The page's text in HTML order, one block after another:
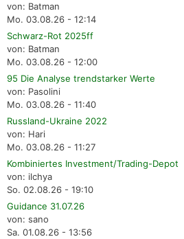
von: Batman
Mo. 03.08.26 - 12:14
Schwarz-Rot 2025ff
von: Batman
Mo. 03.08.26 - 12:00
95 Die Analyse trendstarker Werte
von: Pasolini
Mo. 03.08.26 - 11:40
Russland-Ukraine 2022
von: Hari
Mo. 03.08.26 - 11:27
Kombiniertes Investment/Trading-Depot
von: ilchya
So. 02.08.26 - 19:10
Guidance 31.07.26
von: sano
Sa. 01.08.26 - 13:56